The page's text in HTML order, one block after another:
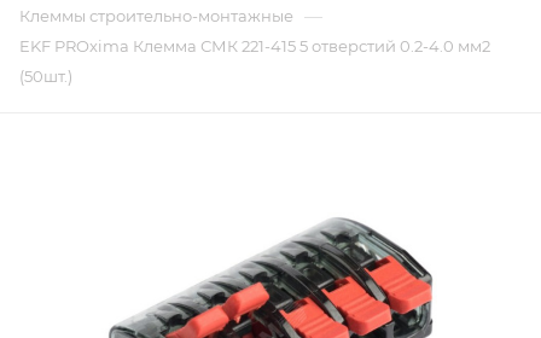
Клеммы строительно-монтажные —
EKF PROxima Клемма СМК 221-415 5 отверстий 0.2-4.0 мм2
(50шт.)